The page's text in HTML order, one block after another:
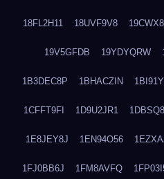
18FL2H11 18UVF9V8
19V5GFDB 19YDYQRW
1B3DEC8P 1BHACZIN
1CFFT9FI 1D9U2JR1
1E8JEY8J 1EN94O56
1FJ0BB6J 1FM8AVFQ